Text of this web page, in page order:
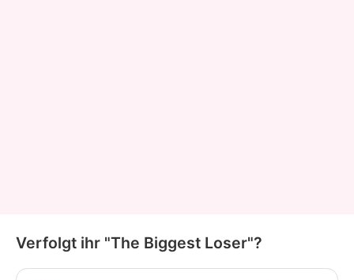
Verfolgt ihr "The Biggest Loser"?